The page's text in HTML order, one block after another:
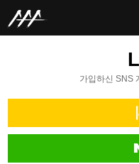
가입하신 SNS